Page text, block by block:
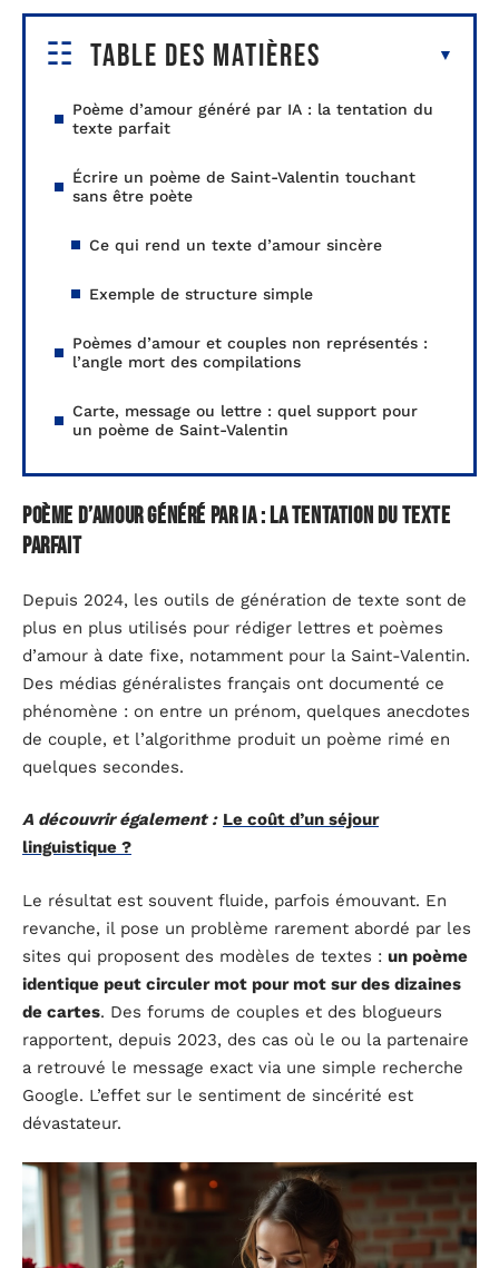
Table des matières
Poème d’amour généré par IA : la tentation du
texte parfait
Écrire un poème de Saint-Valentin touchant
sans être poète
Ce qui rend un texte d’amour sincère
Exemple de structure simple
Poèmes d’amour et couples non représentés :
l’angle mort des compilations
Carte, message ou lettre : quel support pour
un poème de Saint-Valentin
Poème d’amour généré par IA : la tentation du texte
parfait
Depuis 2024, les outils de génération de texte sont de
plus en plus utilisés pour rédiger lettres et poèmes
d’amour à date fixe, notamment pour la Saint-Valentin.
Des médias généralistes français ont documenté ce
phénomène : on entre un prénom, quelques anecdotes
de couple, et l’algorithme produit un poème rimé en
quelques secondes.
A découvrir également : Le coût d’un séjour
linguistique ?
Le résultat est souvent fluide, parfois émouvant. En
revanche, il pose un problème rarement abordé par les
sites qui proposent des modèles de textes : un poème
identique peut circuler mot pour mot sur des dizaines
de cartes. Des forums de couples et des blogueurs
rapportent, depuis 2023, des cas où le ou la partenaire
a retrouvé le message exact via une simple recherche
Google. L’effet sur le sentiment de sincérité est
dévastateur.